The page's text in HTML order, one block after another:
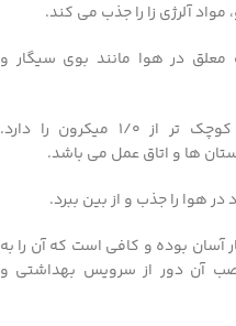
مواد آلرژی زا را جذب می کند.
معلق در هوا مانند بوی سیگار و
فیلتر هپا: توانایی جذب ذرات بسیار کوچک تر از 1/0 میکرون را دارد.
ها و اتاق عمل می باشد.
هوا را جذب و از بین ببرد.
آسان بوده و کافی است که آن را به
آن دور از سرویس بهداشتی و